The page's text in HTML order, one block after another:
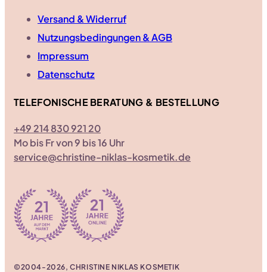
Versand & Widerruf
Nutzungsbedingungen & AGB
Impressum
Datenschutz
TELEFONISCHE BERATUNG & BESTELLUNG
+49 214 830 921 20
Mo bis Fr von 9 bis 16 Uhr
service@christine-niklas-kosmetik.de
©2004-2026, CHRISTINE NIKLAS KOSMETIK